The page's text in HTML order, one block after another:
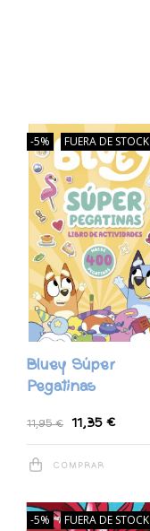
-5% FUERA DE STOCK
Bluey Súper
Pegatinas
11,95 € 11,35 €
COMPRAR
-5% FUERA DE STOCK